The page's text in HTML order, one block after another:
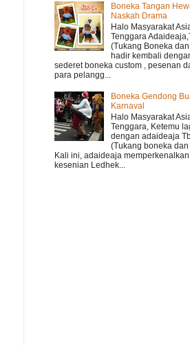
Boneka Tangan
Naskah Drama
Halo Masyarakat
Tenggara
(Tukang Boneka
hadir kembali
sederet boneka custom , pesenan
para pelangg...
Boneka Gendong
Karnaval
Halo Masyarakat
Tenggara, Ketemu
dengan adaideaja
(Tukang boneka
Kali ini, adaideaja memperkenalkan
kesenian Ledhek...